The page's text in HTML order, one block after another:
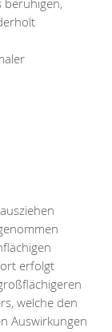
erfolgt
welche den
Auswirkungen